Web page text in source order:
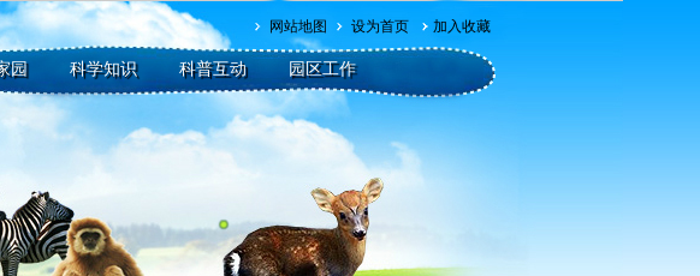
加入收藏
设为首页
网站地图
园 科学知识 科普互动 园区工作